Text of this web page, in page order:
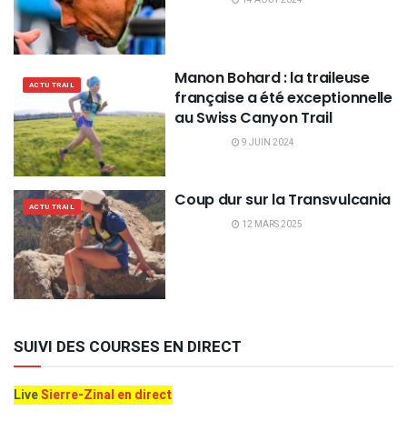
ACTU TRAIL
Manon Bohard : la traileuse
française a été exceptionnelle
au Swiss Canyon Trail
9 JUIN 2024
ACTU TRAIL Coup dur sur la Transvulcania
12 MARS 2025
SUIVI DES COURSES EN DIRECT
LiveSierre-Zinal en direct